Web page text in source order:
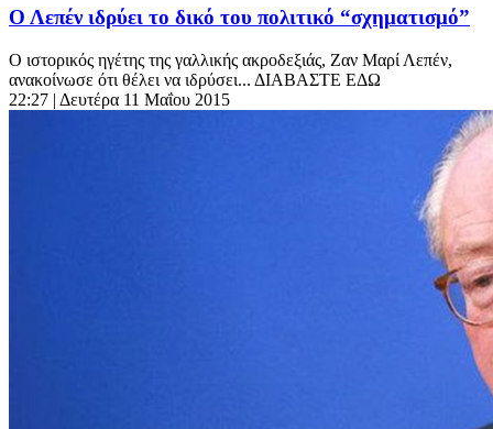
Ο Λεπέν ιδρύει το δικό του πολιτικό “σχηματισμό”
O ιστορικός ηγέτης της γαλλικής ακροδεξιάς, Ζαν Μαρί Λεπέν,
ανακοίνωσε ότι θέλει να ιδρύσει... ΔΙΑΒΑΣΤΕ ΕΔΩ
22:27 | Δευτέρα 11 Μαΐου 2015